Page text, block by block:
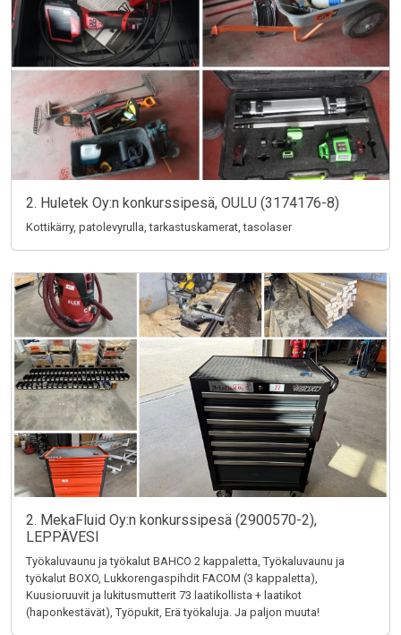
2. Huletek Oy:n konkurssipesä, OULU (3174176-8)
Kottikärry, patolevyrulla, tarkastuskamerat, tasolaser
2. MekaFluid Oy:n konkurssipesä (2900570-2),
LEPPÄVESI
Työkaluvaunu ja työkalut BAHCO 2 kappaletta, Työkaluvaunu ja
työkalut BOXO, Lukkorengaspihdit FACOM (3 kappaletta),
Kuusioruuvit ja lukitusmutterit 73 laatikollista + laatikot
(haponkestävät), Työpukit, Erä työkaluja. Ja paljon muuta!